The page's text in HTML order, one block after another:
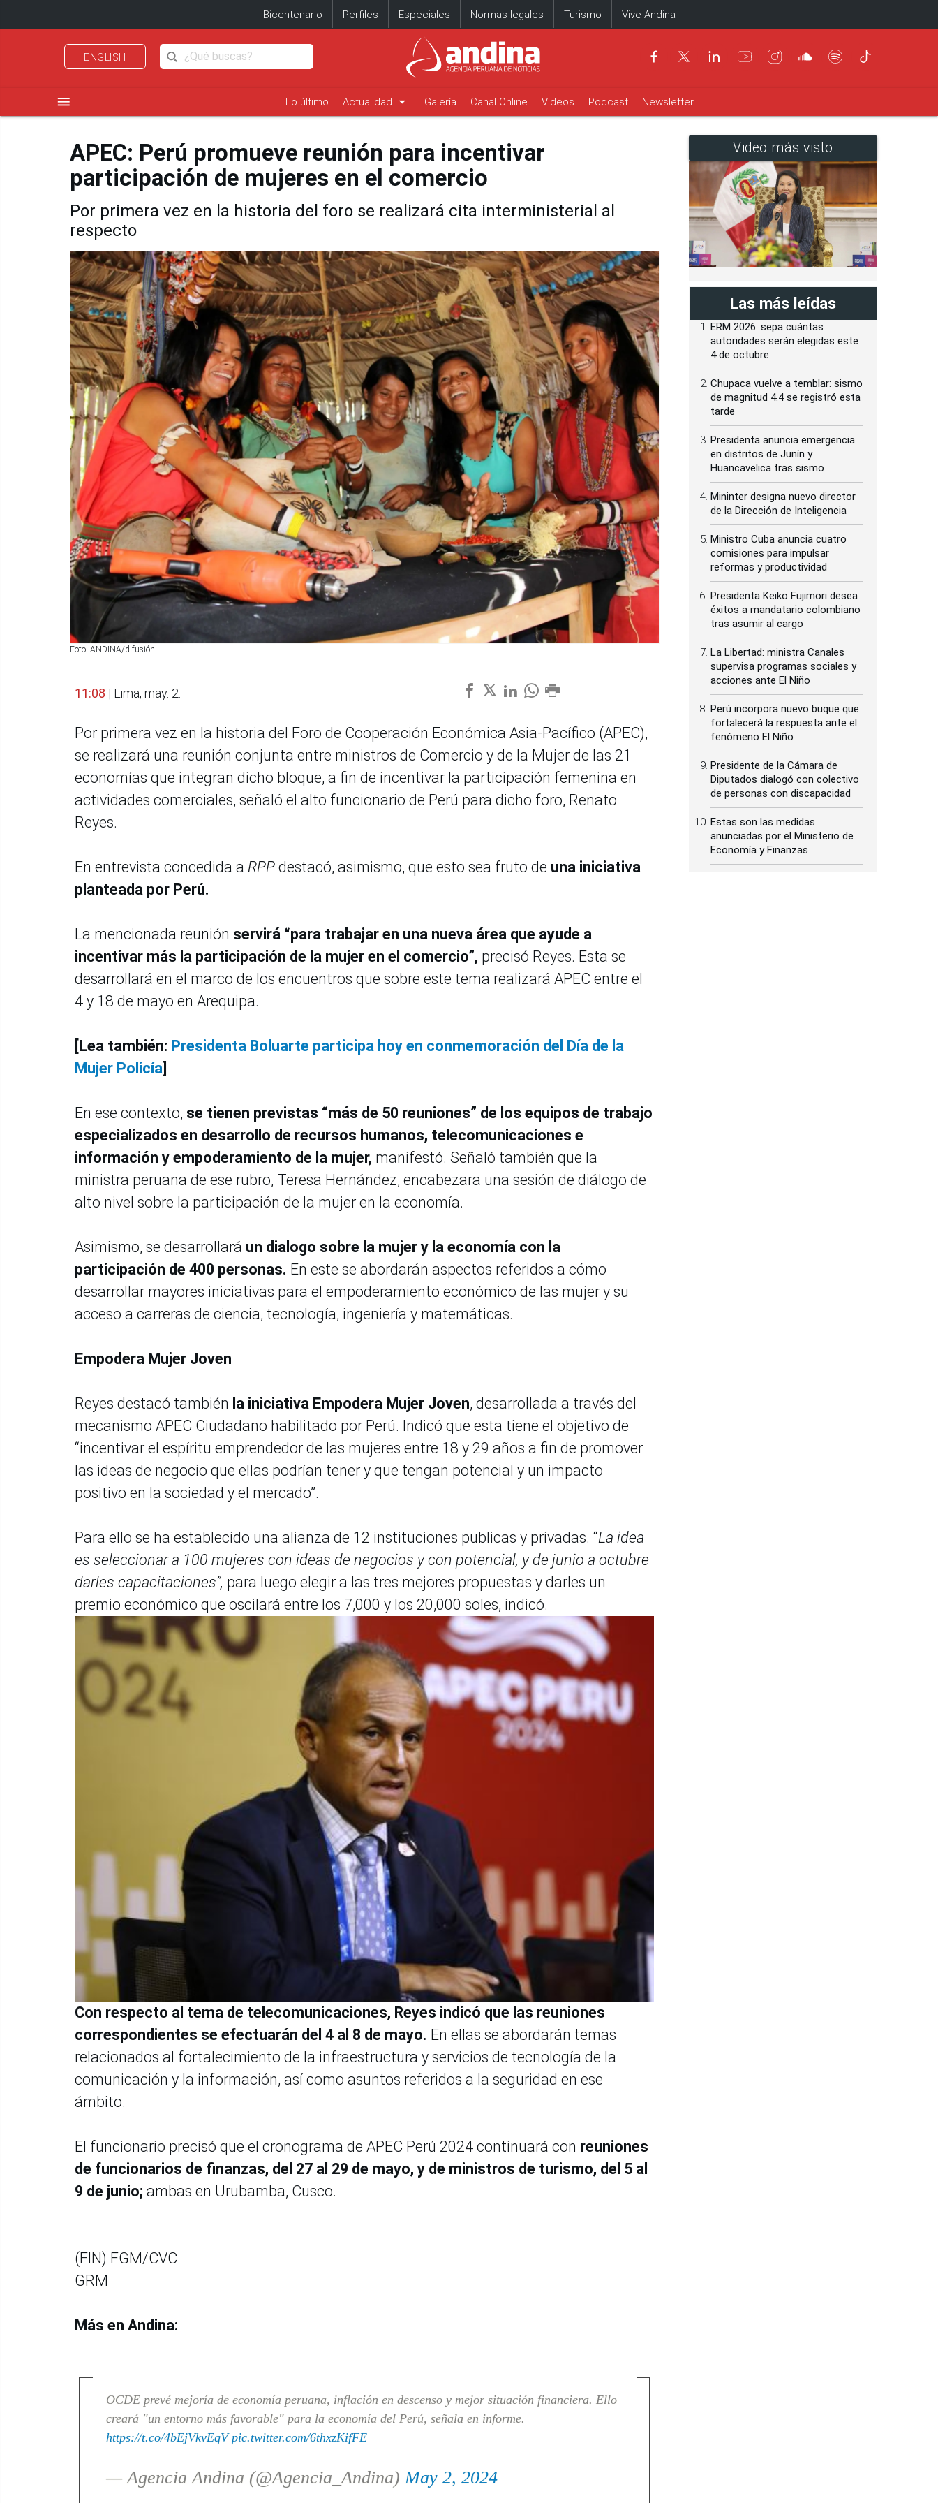
Bicentenario Perfiles Especiales Normas legales Turismo Vive Andina
ENGLISH
menu Lo último Actualidad arrow_drop_down Galería Canal Online Videos Podcast Newsletter
APEC: Perú promueve reunión para incentivar
participación de mujeres en el comercio
Por primera vez en la historia del foro se realizará cita interministerial al
respecto
Foto: ANDINA/difusión.
11:08 | Lima, may. 2.
Por primera vez en la historia del Foro de Cooperación Económica Asia-Pacífico (APEC),
se realizará una reunión conjunta entre ministros de Comercio y de la Mujer de las 21
economías que integran dicho bloque, a fin de incentivar la participación femenina en
actividades comerciales, señaló el alto funcionario de Perú para dicho foro, Renato
Reyes.
En entrevista concedida a RPP destacó, asimismo, que esto sea fruto de una iniciativa
planteada por Perú.
La mencionada reunión servirá “para trabajar en una nueva área que ayude a
incentivar más la participación de la mujer en el comercio”, precisó Reyes. Esta se
desarrollará en el marco de los encuentros que sobre este tema realizará APEC entre el
4 y 18 de mayo en Arequipa.
[Lea también: Presidenta Boluarte participa hoy en conmemoración del Día de la
Mujer Policía]
En ese contexto, se tienen previstas “más de 50 reuniones” de los equipos de trabajo
especializados en desarrollo de recursos humanos, telecomunicaciones e
información y empoderamiento de la mujer, manifestó. Señaló también que la
ministra peruana de ese rubro, Teresa Hernández, encabezara una sesión de diálogo de
alto nivel sobre la participación de la mujer en la economía.
Asimismo, se desarrollará un dialogo sobre la mujer y la economía con la
participación de 400 personas. En este se abordarán aspectos referidos a cómo
desarrollar mayores iniciativas para el empoderamiento económico de las mujer y su
acceso a carreras de ciencia, tecnología, ingeniería y matemáticas.
Empodera Mujer Joven
Reyes destacó también la iniciativa Empodera Mujer Joven, desarrollada a través del
mecanismo APEC Ciudadano habilitado por Perú. Indicó que esta tiene el objetivo de
“incentivar el espíritu emprendedor de las mujeres entre 18 y 29 años a fin de promover
las ideas de negocio que ellas podrían tener y que tengan potencial y un impacto
positivo en la sociedad y el mercado”.
Para ello se ha establecido una alianza de 12 instituciones publicas y privadas. “La idea
es seleccionar a 100 mujeres con ideas de negocios y con potencial, y de junio a octubre
darles capacitaciones”, para luego elegir a las tres mejores propuestas y darles un
premio económico que oscilará entre los 7,000 y los 20,000 soles, indicó.
Con respecto al tema de telecomunicaciones, Reyes indicó que las reuniones
correspondientes se efectuarán del 4 al 8 de mayo. En ellas se abordarán temas
relacionados al fortalecimiento de la infraestructura y servicios de tecnología de la
comunicación y la información, así como asuntos referidos a la seguridad en ese
ámbito.
El funcionario precisó que el cronograma de APEC Perú 2024 continuará con reuniones
de funcionarios de finanzas, del 27 al 29 de mayo, y de ministros de turismo, del 5 al
9 de junio; ambas en Urubamba, Cusco.
(FIN) FGM/CVC
GRM
Más en Andina:
OCDE prevé mejoría de economía peruana, inflación en descenso y mejor situación financiera. Ello
creará "un entorno más favorable" para la economía del Perú, señala en informe.
https://t.co/4bEjVkvEqV pic.twitter.com/6thxzKifFE
— Agencia Andina (@Agencia_Andina)May 2, 2024
Video más visto
Las más leídas
ERM 2026: sepa cuántas
autoridades serán elegidas este
4 de octubre
Chupaca vuelve a temblar: sismo
de magnitud 4.4 se registró esta
tarde
Presidenta anuncia emergencia
en distritos de Junín y
Huancavelica tras sismo
Mininter designa nuevo director
de la Dirección de Inteligencia
Ministro Cuba anuncia cuatro
comisiones para impulsar
reformas y productividad
Presidenta Keiko Fujimori desea
éxitos a mandatario colombiano
tras asumir al cargo
La Libertad: ministra Canales
supervisa programas sociales y
acciones ante El Niño
Perú incorpora nuevo buque que
fortalecerá la respuesta ante el
fenómeno El Niño
Presidente de la Cámara de
Diputados dialogó con colectivo
de personas con discapacidad
Estas son las medidas
anunciadas por el Ministerio de
Economía y Finanzas